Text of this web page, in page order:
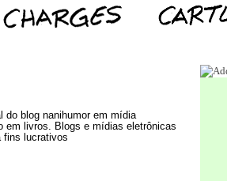
do blog nanihumor em mídia
em livros. Blogs e mídias eletrônicas
fins lucrativos